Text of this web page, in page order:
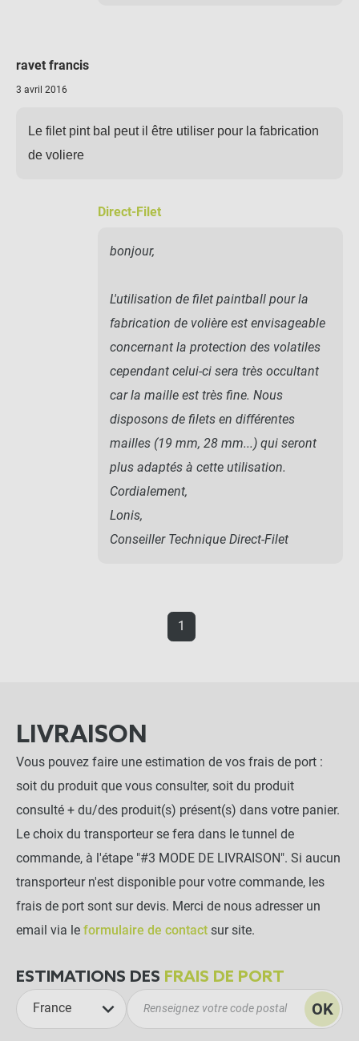
ravet francis
3 avril 2016
Le filet pint bal peut il être utiliser pour la fabrication
de voliere
Direct-Filet
bonjour,
L'utilisation de filet paintball pour la
fabrication de volière est envisageable
concernant la protection des volatiles
cependant celui-ci sera très occultant
car la maille est très fine. Nous
disposons de filets en différentes
mailles (19 mm, 28 mm...) qui seront
plus adaptés à cette utilisation.
Cordialement,
Lonis,
Conseiller Technique Direct-Filet
1
LIVRAISON
Vous pouvez faire une estimation de vos frais de port :
soit du produit que vous consulter, soit du produit
consulté + du/des produit(s) présent(s) dans votre panier.
Le choix du transporteur se fera dans le tunnel de
commande, à l'étape "#3 MODE DE LIVRAISON". Si aucun
transporteur n'est disponible pour votre commande, les
frais de port sont sur devis. Merci de nous adresser un
email via le formulaire de contact sur site.
ESTIMATIONS DES FRAIS DE PORT
France OK